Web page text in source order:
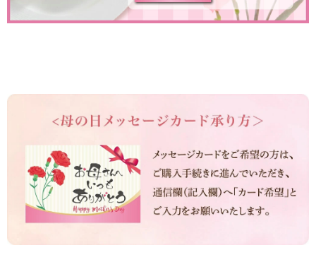
季節のかねささ とうも
かねささ かねささ定期便
味ささ 旨揚げ
伊達揚げ とうもろこし黄金比揚げ
こ
け）